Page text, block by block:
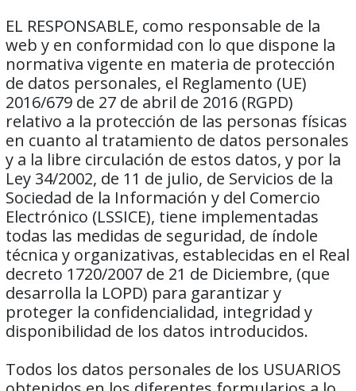
EL RESPONSABLE, como responsable de la
web y en conformidad con lo que dispone la
normativa vigente en materia de protección
de datos personales, el Reglamento (UE)
2016/679 de 27 de abril de 2016 (RGPD)
relativo a la protección de las personas físicas
en cuanto al tratamiento de datos personales
y a la libre circulación de estos datos, y por la
Ley 34/2002, de 11 de julio, de Servicios de la
Sociedad de la Información y del Comercio
Electrónico (LSSICE), tiene implementadas
todas las medidas de seguridad, de índole
técnica y organizativas, establecidas en el Real
decreto 1720/2007 de 21 de Diciembre, (que
desarrolla la LOPD) para garantizar y
proteger la confidencialidad, integridad y
disponibilidad de los datos introducidos.
Todos los datos personales de los USUARIOS